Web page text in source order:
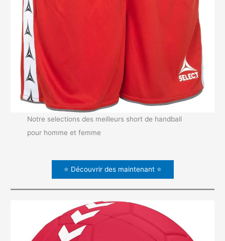
Notre selections des meilleurs short de handball
pour homme et femme
⭐ Découvrir des maintenant ⭐